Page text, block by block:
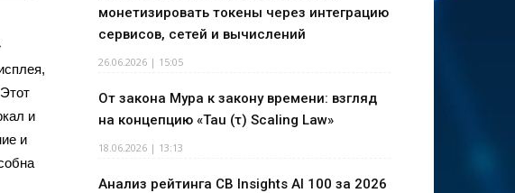
и
и
монетизировать токены через интеграцию
сервисов, сетей и вычислений
26.06.2026 | 15:05
От закона Мура к закону времени: взгляд
на концепцию «Tau (τ) Scaling Law»
18.06.2026 | 13:13
Анализ рейтинга CB Insights AI 100 за 2026